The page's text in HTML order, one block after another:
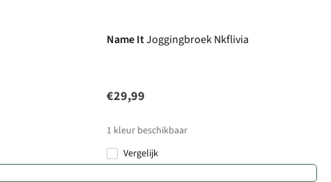
Name ItJoggingbroek Nkflivia
€29,99
1 kleur beschikbaar
Vergelijk